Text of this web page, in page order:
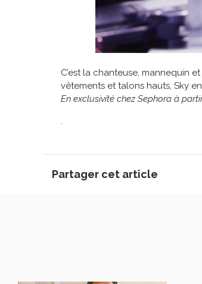
C’est la chanteuse, mannequin
vêtements et talons hauts, Sky
En exclusivité chez Sephora à
.
Partager cet article